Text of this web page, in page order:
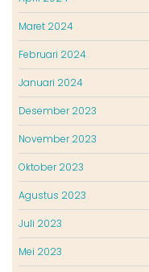
Maret 2024
Februari 2024
Januari 2024
Desember 2023
November 2023
Oktober 2023
Agustus 2023
Juli 2023
Mei 2023